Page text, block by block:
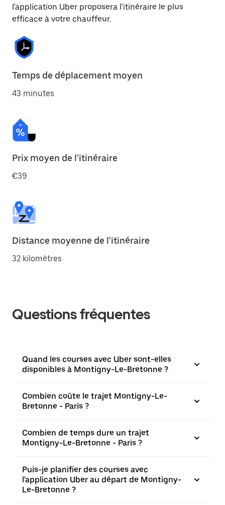
l'application Uber proposera l'itinéraire le plus
efficace à votre chauffeur.
Temps de déplacement moyen
43 minutes
Prix moyen de l'itinéraire
€39
Distance moyenne de l'itinéraire
32 kilomètres
Questions fréquentes
Quand les courses avec Uber sont-elles
disponibles à Montigny-Le-Bretonne ?
Combien coûte le trajet Montigny-Le-
Bretonne - Paris ?
Combien de temps dure un trajet
Montigny-Le-Bretonne - Paris ?
Puis-je planifier des courses avec
l'application Uber au départ de Montigny-
Le-Bretonne ?